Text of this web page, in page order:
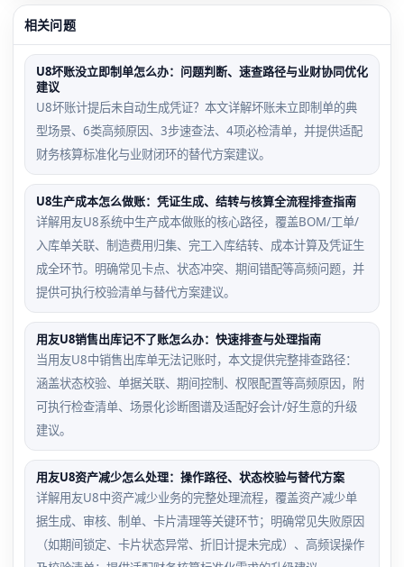
相关问题
U8坏账没立即制单怎么办：问题判断、速查路径与业财协同优化
建议
U8坏账计提后未自动生成凭证？本文详解坏账未立即制单的典
型场景、6类高频原因、3步速查法、4项必检清单，并提供适配
财务核算标准化与业财闭环的替代方案建议。
U8生产成本怎么做账：凭证生成、结转与核算全流程排查指南
详解用友U8系统中生产成本做账的核心路径，覆盖BOM/工单/
入库单关联、制造费用归集、完工入库结转、成本计算及凭证生
成全环节。明确常见卡点、状态冲突、期间错配等高频问题，并
提供可执行校验清单与替代方案建议。
用友U8销售出库记不了账怎么办：快速排查与处理指南
当用友U8中销售出库单无法记账时，本文提供完整排查路径：
涵盖状态校验、单据关联、期间控制、权限配置等高频原因，附
可执行检查清单、场景化诊断图谱及适配好会计/好生意的升级
建议。
用友U8资产减少怎么处理：操作路径、状态校验与替代方案
详解用友U8中资产减少业务的完整处理流程，覆盖资产减少单
据生成、审核、制单、卡片清理等关键环节；明确常见失败原因
（如期间锁定、卡片状态异常、折旧计提未完成）、高频误操作